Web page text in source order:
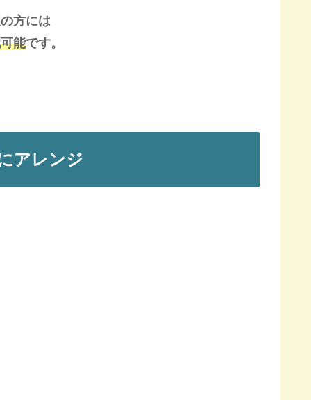
方には
能です。
アレンジ